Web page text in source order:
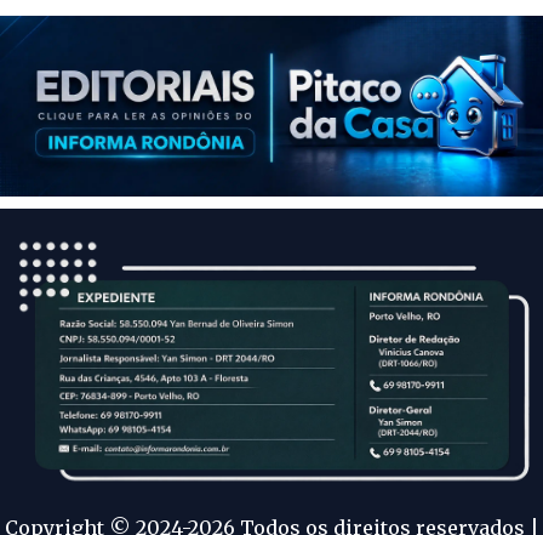
Copyright © 2024-2026 Todos os direitos reservados |